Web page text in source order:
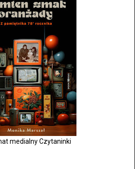
medialny Czytaninki